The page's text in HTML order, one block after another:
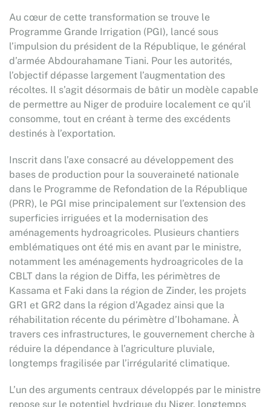
Au cœur de cette transformation se trouve le
Programme Grande Irrigation (PGI), lancé sous
l’impulsion du président de la République, le général
d’armée Abdourahamane Tiani. Pour les autorités,
l’objectif dépasse largement l’augmentation des
récoltes. Il s’agit désormais de bâtir un modèle capable
de permettre au Niger de produire localement ce qu’il
consomme, tout en créant à terme des excédents
destinés à l’exportation.
Inscrit dans l’axe consacré au développement des
bases de production pour la souveraineté nationale
dans le Programme de Refondation de la République
(PRR), le PGI mise principalement sur l’extension des
superficies irriguées et la modernisation des
aménagements hydroagricoles. Plusieurs chantiers
emblématiques ont été mis en avant par le ministre,
notamment les aménagements hydroagricoles de la
CBLT dans la région de Diffa, les périmètres de
Kassama et Faki dans la région de Zinder, les projets
GR1 et GR2 dans la région d’Agadez ainsi que la
réhabilitation récente du périmètre d’Ibohamane. À
travers ces infrastructures, le gouvernement cherche à
réduire la dépendance à l’agriculture pluviale,
longtemps fragilisée par l’irrégularité climatique.
L’un des arguments centraux développés par le ministre
repose sur le potentiel hydrique du Niger, longtemps